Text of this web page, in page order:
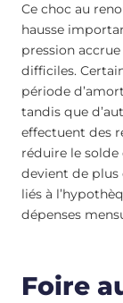
Ce choc au
hausse
pression
difficiles.
période
tandis que
effectuent des
réduire le
devient de plus
liés à
dépenses
Foire